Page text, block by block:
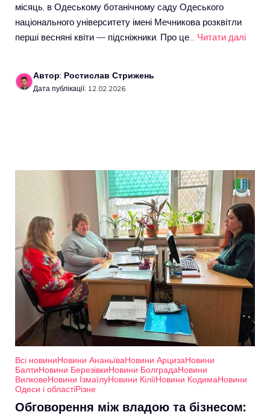
місяць, в Одеському ботанічному саду Одеського
національного університету імені Мечникова розквітли
перші весняні квіти — підсніжники. Про це… Читати далі
Автор: Ростислав Стрижень
Дата публікації: 12.02.2026
Всі новиниНовини АнаньїваНовини АрцизаНовини
БалтиНовини БерезівкиНовини БолградаНовини
ВилковеНовини ІзмаїлуНовини КіліїНовини КодимаНовини
Одеси і областіРізне
Обговорення між владою та бізнесом: